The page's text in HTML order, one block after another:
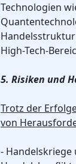
Technologien
High-Tech-
5. Risiken und
Trotz der
von
- Handelskriege